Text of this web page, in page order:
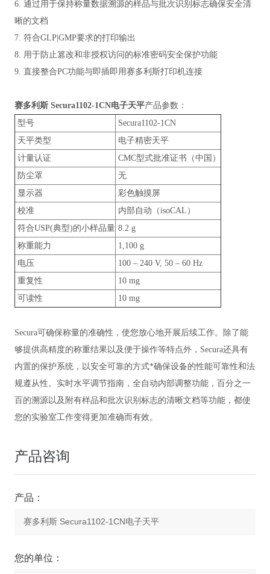
6. 通过用于保持称量数据溯源的样品与批次识别标志确保安全清
晰的文档
7. 符合GLP|GMP要求的打印输出
8. 用于防止篡改和非授权访问的标准密码安全保护功能
9. 直接整合PC功能与即插即用赛多利斯打印机连接
赛多利斯 Secura1102-1CN电子天平产品参数：
型号
Secura1102-1CN
天平类型
电子精密天平
计量认证
CMC型式批准证书（中国）
防尘罩
无
显示器
彩色触摸屏
校准
内部自动（isoCAL）
符合USP(典型)的小样品量 8.2 g
称重能力
1,100 g
电压
100 – 240 V, 50 – 60 Hz
重复性
10 mg
可读性
10 mg
Secura可确保称量的准确性，使您放心地开展后续工作。除了能
够提供高精度的称重结果以及便于操作等特点外，Secura还具有
内置的保护系统，以安全可靠的方式*确保设备的性能可靠性和法
规遵从性。实时水平调节指南，全自动内部调整功能，百分之一
百的溯源以及附有样品和批次识别标志的清晰文档等功能，都使
您的实验室工作变得更加准确而有效。
产品咨询
产品：
您的单位：